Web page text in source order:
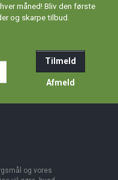
måned! Bliv den første
og skarpe tilbud.
Tilmeld
Afmeld
og vores